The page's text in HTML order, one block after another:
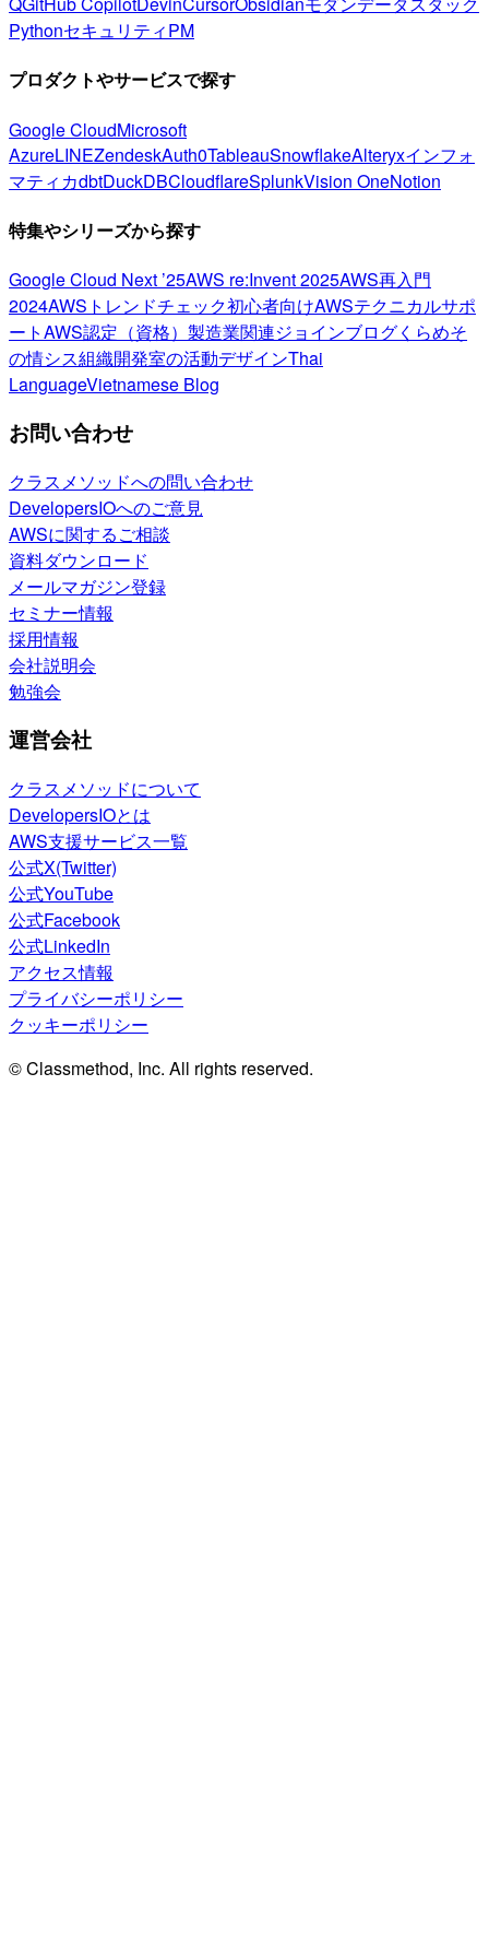
PythonセキュリティPM
プロダクトやサービスで探す
Google CloudMicrosoft
AzureLINEZendeskAuth0TableauSnowflakeAlteryxインフォ
マティカdbtDuckDBCloudflareSplunkVision OneNotion
特集やシリーズから探す
Google Cloud Next ’25AWS re:Invent 2025AWS再入門
2024AWSトレンドチェック初心者向けAWSテクニカルサポ
ートAWS認定（資格） 製造業関連ジョインブログくらめそ
の情シス組織開発室の活動デザインThai
LanguageVietnamese Blog
お問い合わせ
クラスメソッドへの問い合わせ
DevelopersIOへのご意見
AWSに関するご相談
資料ダウンロード
メールマガジン登録
セミナー情報
採用情報
会社説明会
勉強会
運営会社
クラスメソッドについて
DevelopersIOとは
AWS支援サービス一覧
公式X(Twitter)
公式YouTube
公式Facebook
公式LinkedIn
アクセス情報
プライバシーポリシー
クッキーポリシー
© Classmethod, Inc. All rights reserved.